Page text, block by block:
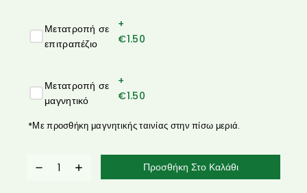
Μετατροπή σε
επιτραπέζιο
+
€1.50
Μετατροπή σε
μαγνητικό
+
€1.50
*Με προσθήκη μαγνητικής ταινίας στην πίσω μεριά.
Προσθήκη Στο Καλάθι